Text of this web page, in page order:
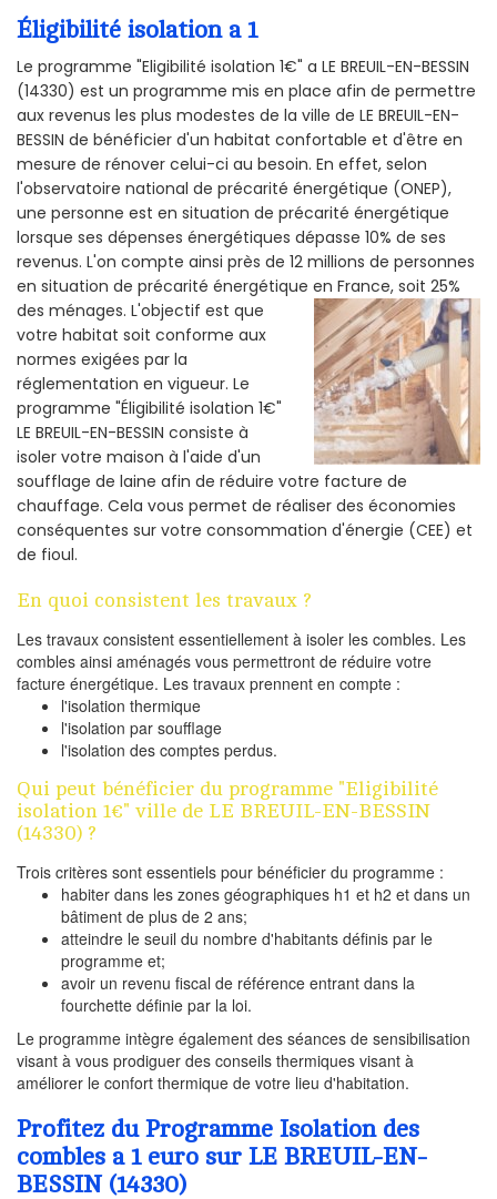
Éligibilité isolation a 1
Le programme "Eligibilité isolation 1€" a LE BREUIL-EN-BESSIN
(14330) est un programme mis en place afin de permettre
aux revenus les plus modestes de la ville de LE BREUIL-EN-
BESSIN de bénéficier d'un habitat confortable et d'être en
mesure de rénover celui-ci au besoin. En effet, selon
l'observatoire national de précarité énergétique (ONEP),
une personne est en situation de précarité énergétique
lorsque ses dépenses énergétiques dépasse 10% de ses
revenus. L'on compte ainsi près de 12 millions de personnes
en situation de précarité énergétique en France, soit 25%
des ménages. L'objectif est que
votre habitat soit conforme aux
normes exigées par la
réglementation en vigueur. Le
programme "Éligibilité isolation 1€"
LE BREUIL-EN-BESSIN consiste à
isoler votre maison à l'aide d'un
soufflage de laine afin de réduire votre facture de
chauffage. Cela vous permet de réaliser des économies
conséquentes sur votre consommation d'énergie (CEE) et
de fioul.
En quoi consistent les travaux ?
Les travaux consistent essentiellement à isoler les combles. Les
combles ainsi aménagés vous permettront de réduire votre
facture énergétique. Les travaux prennent en compte :
l'isolation thermique
l'isolation par soufflage
l'isolation des comptes perdus.
Qui peut bénéficier du programme "Eligibilité
isolation 1€" ville de LE BREUIL-EN-BESSIN
(14330) ?
Trois critères sont essentiels pour bénéficier du programme :
habiter dans les zones géographiques h1 et h2 et dans un
bâtiment de plus de 2 ans;
atteindre le seuil du nombre d'habitants définis par le
programme et;
avoir un revenu fiscal de référence entrant dans la
fourchette définie par la loi.
Le programme intègre également des séances de sensibilisation
visant à vous prodiguer des conseils thermiques visant à
améliorer le confort thermique de votre lieu d'habitation.
Profitez du Programme Isolation des
combles a 1 euro sur LE BREUIL-EN-
BESSIN (14330)